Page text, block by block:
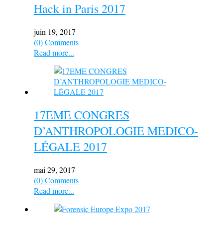
Hack in Paris 2017
juin 19, 2017
(0) Comments
Read more...
17EME CONGRES
D’ANTHROPOLOGIE MEDICO-
LÉGALE 2017
mai 29, 2017
(0) Comments
Read more...